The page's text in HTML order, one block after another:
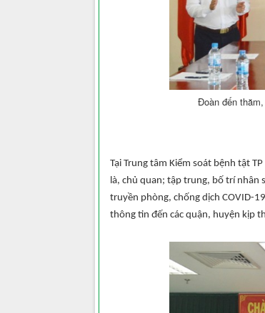
Đoàn đến
Tại Trung tâm Kiểm soát bệnh tật
là, chủ quan; tập trung, bố trí nhân
truyền phòng, chống dịch COVID-
thông tin đến các quận, huyện kịp